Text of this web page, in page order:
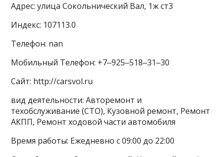
Адрес: улица Сокольнический Вал, 1ж ст3
Индекс: 107113.0
Телефон: nan
Мобильный Телефон: +7‒925‒518‒31‒30
Сайт: http://carsvol.ru
вид деятельности: Авторемонт и
техобслуживание (СТО), Кузовной ремонт, Ремонт
АКПП, Ремонт ходовой части автомобиля
Время работы: Ежедневно с 09:00 до 22:00